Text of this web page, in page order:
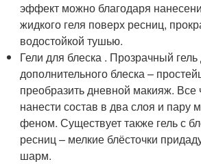
эффект можно благодаря
жидкого геля поверх ресниц,
водостойкой тушью.
Гели для блеска . Прозрачный гель
дополнительного блеска –
преобразить дневной макияж. Все
нанести состав в два слоя и пару
феном. Существует также гель с
ресниц – мелкие блёсточки
шарм.